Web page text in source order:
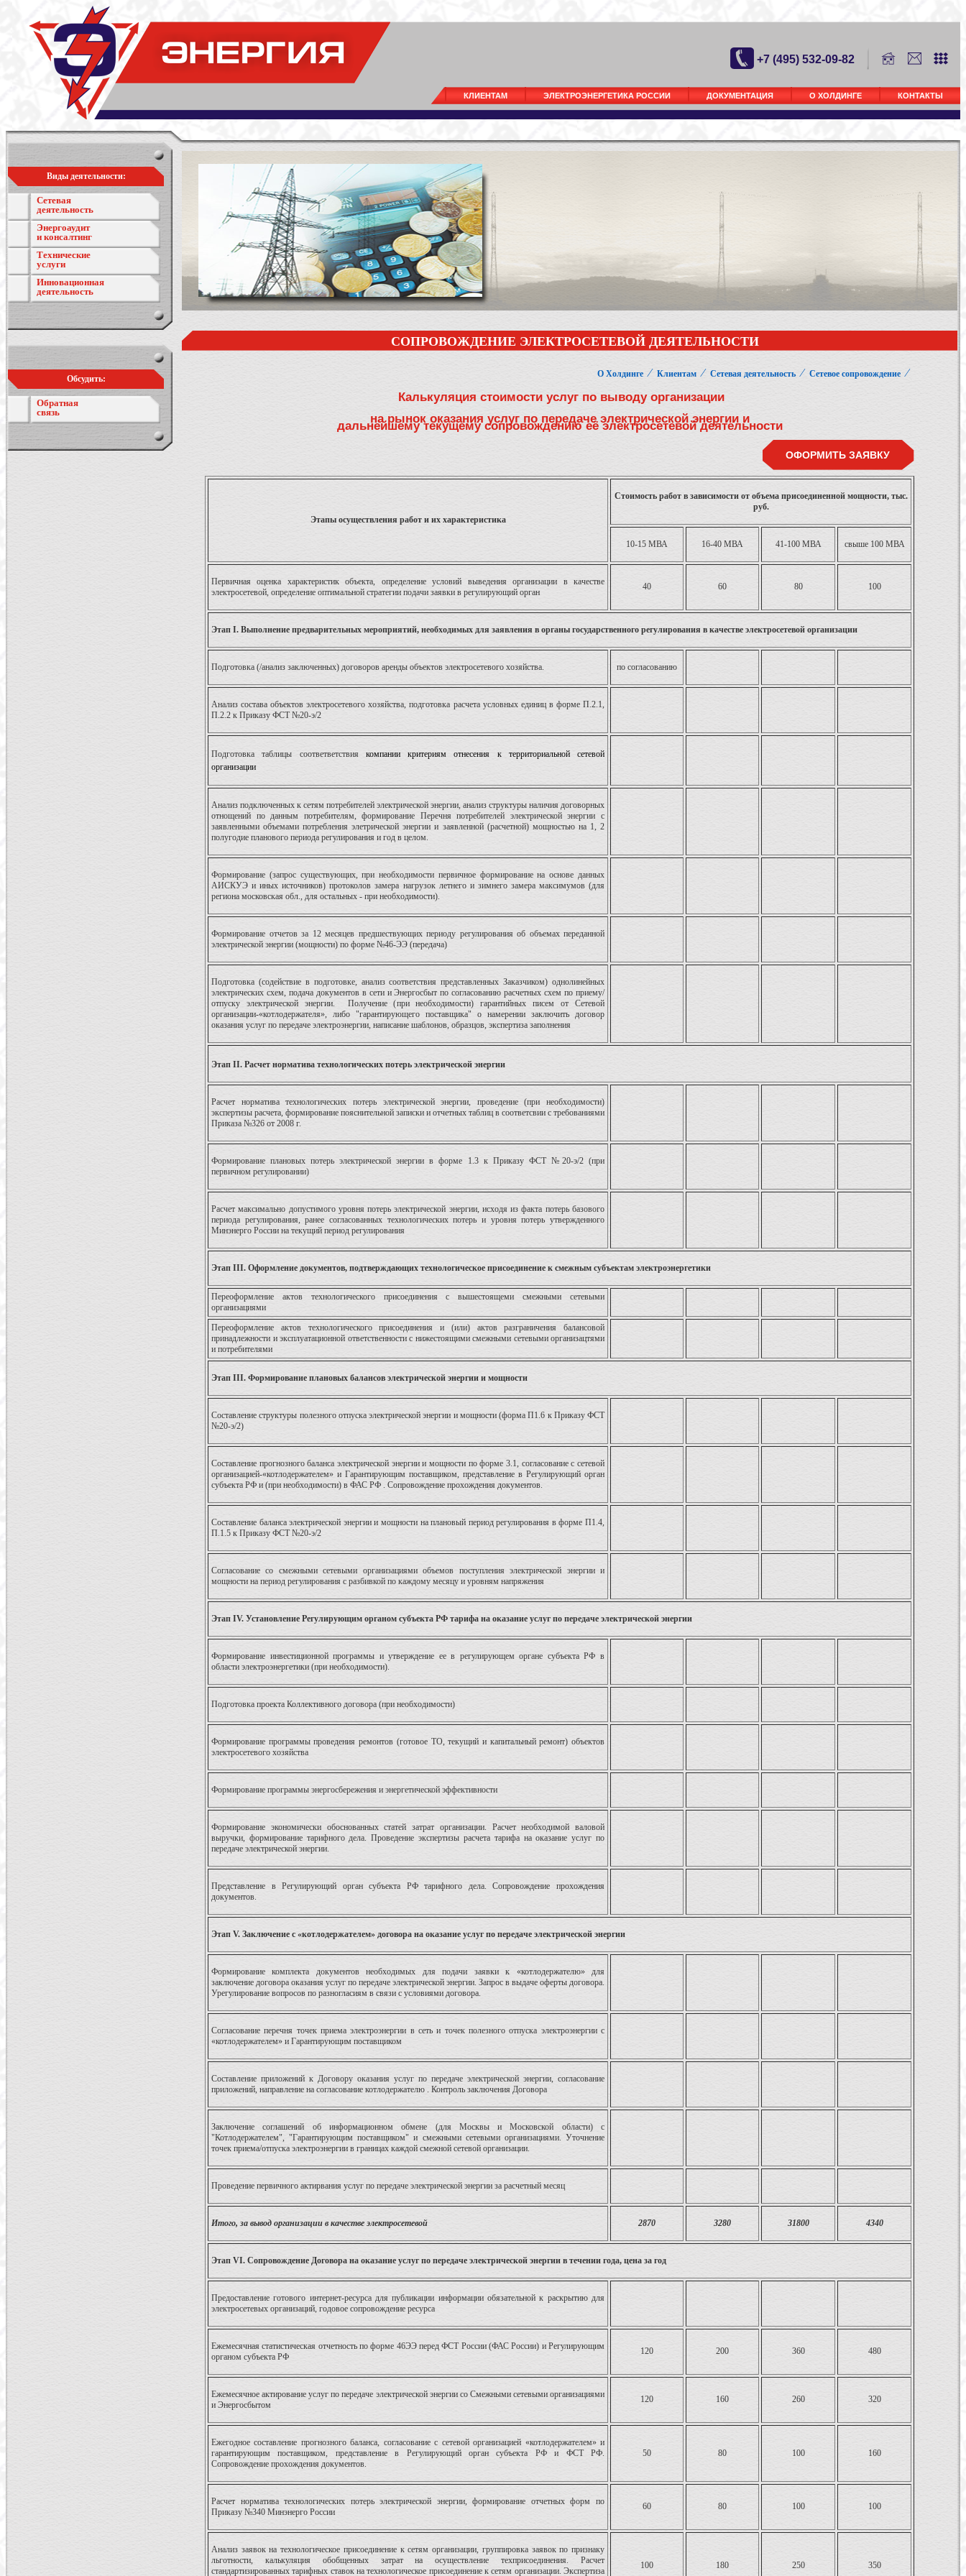
+7 (495) 532-09-82
КЛИЕНТАМ ЭЛЕКТРОЭНЕРГЕТИКА РОССИИ ДОКУМЕНТАЦИЯ О ХОЛДИНГЕ КОНТАКТЫ
Виды деятельности:
Сетевая
деятельность
Энергоаудит
и консалтинг
Технические
услуги
Инновационная
деятельность
Обсудить:
Обратная
связь
СОПРОВОЖДЕНИЕ ЭЛЕКТРОСЕТЕВОЙ ДЕЯТЕЛЬНОСТИ
О Холдинге ⁄ Клиентам ⁄ Сетевая деятельность ⁄ Сетевое сопровождение ⁄
Калькуляция стоимости услуг по выводу организации
на рынок оказания услуг по передаче электрической энергии и
дальнейшему текущему сопровождению её электросетевой деятельности
ОФОРМИТЬ ЗАЯВКУ
Этапы осуществления работ и их характеристика
Стоимость работ в зависимости от объема присоединенной мощности, тыс.
руб.
10-15 МВА 16-40 МВА 41-100 МВА свыше 100 МВА
Первичная оценка характеристик объекта, определение условий выведения организации в качестве
электросетевой, определение оптимальной стратегии подачи заявки в регулирующий орган
40 60 80 100
Этап I. Выполнение предварительных мероприятий, необходимых для заявления в органы государственного регулирования в качестве электросетевой организации
Подготовка (/анализ заключенных) договоров аренды объектов электросетевого хозяйства. по согласованию
Анализ состава объектов электросетевого хозяйства, подготовка расчета условных единиц в форме П.2.1,
П.2.2 к Приказу ФСТ №20-э/2
Подготовка таблицы соответветствия компании
критериям отнесения к территориальной сетевой
организации
Анализ подключенных к сетям потребителей электрической энергии, анализ структуры наличия договорных
отнощений по данным потребителям, формирование Перечня потребителей электрической энергии с
заявленными объемами потребления элетрической энергии и заявленной (расчетной) мощностью на 1, 2
полугодие планового периода регулирования и год в целом.
Формирование (запрос существующих, при необходимости первичное формирование на основе данных
АИСКУЭ и иных источников) протоколов замера нагрузок летнего и зимнего замера максимумов (для
региона московская обл., для остальных - при необходимости).
Формирование отчетов за 12 месяцев предшествующих периоду регулирования об объемах переданной
электрической энергии (мощности) по форме №46-ЭЭ (передача)
Подготовка (содействие в подготовке, анализ соответствия представленных Заказчиком) однолинейных
электрических схем, подача документов в сети и Энергосбыт по согласованию расчетных схем по приему/
отпуску электрической энергии. Получение (при необходимости) гарантийных писем от Сетевой
организации-«котлодержателя», либо "гарантирующего поставщика" о намерении заключить договор
оказания услуг по передаче электроэнергии, написание шаблонов, образцов, экспертиза заполнения
Этап II. Расчет норматива технологических потерь электрической энергии
Расчет норматива технологических потерь электрической энергии, проведение (при необходимости)
экспертизы расчета, формирование пояснительной записки и отчетных таблиц в соответсвии с требованиями
Приказа №326 от 2008 г.
Формирование плановых потерь электрической энергии в форме 1.3 к Приказу ФСТ №20-э/2 (при
первичном регулировании)
Расчет максимально допустимого уровня потерь электрической энергии, исходя из факта потерь базового
периода регулирования, ранее согласованных технологических потерь и уровня потерь утвержденного
Минэнерго России на текущий период регулирования
Этап III. Оформление документов, подтверждающих технологическое присоединение к смежным субъектам электроэнергетики
Переоформление актов технологического присоединения с вышестоящеми смежными сетевыми
организациями
Переоформление актов технологического присоединения и (или) актов разграничения балансовой
принадлежности и эксплуатационной ответственности с нижестоящими смежными сетевыми организацтями
и потребителями
Этап III. Формирование плановых балансов электрической энергии и мощности
Составление структуры полезного отпуска электрической энергии и мощности (форма П1.6 к Приказу ФСТ
№20-э/2)
Составление прогнозного баланса электрической энергии и мощности по форме 3.1, согласование с сетевой
организацией-«котлодержателем» и Гарантирующим поставщиком, представление в Регулирующий орган
субъекта РФ и (при необходимости) в ФАС РФ . Сопровождение прохождения документов.
Составление баланса электрической энергии и мощности на плановый период регулирования в форме П1.4,
П.1.5 к Приказу ФСТ №20-э/2
Согласование со смежными сетевыми организациями объемов поступления электрической энергии и
мощности на период регулирования с разбивкой по каждому месяцу и уровням напряжения
Этап IV. Установление Регулирующим органом субъекта РФ тарифа на оказание услуг по передаче электрической энергии
Формирование инвестиционной программы и утверждение ее в регулирующем органе субъекта РФ в
области электроэнергетики (при необходимости).
Подготовка проекта Коллективного договора (при необходимости)
Формирование программы проведения ремонтов (готовое ТО, текущий и капитальный ремонт) объектов
электросетевого хозяйства
Формирование программы энергосбережения и энергетической эффективности
Формирование экономически обоснованных статей затрат организации. Расчет необходимой валовой
выручки, формирование тарифного дела. Проведение экспертизы расчета тарифа на оказание услуг по
передаче электрической энергии.
Представление в Регулирующий орган субъекта РФ тарифного дела. Сопровождение прохождения
документов.
Этап V. Заключение с «котлодержателем» договора на оказание услуг по передаче электрической энергии
Формирование комплекта документов необходимых для подачи заявки к «котлодержателю» для
заключение договора оказания услуг по передаче электрической энергии. Запрос в выдаче оферты договора.
Урегулирование вопросов по разногласиям в связи с условиями договора.
Согласование перечня точек приема электроэнергии в сеть и точек полезного отпуска электроэнергии с
«котлодержателем» и Гарантирующим поставщиком
Составление приложений к Договору оказания услуг по передаче электрической энергии, согласование
приложений, направление на согласование котлодержателю . Контроль заключения Договора
Заключение соглашений об информационном обмене (для Москвы и Московской области) с
"Котлодержателем", "Гарантирующим поставщиком" и смежными сетевыми организациями. Уточнение
точек приема/отпуска электроэнергии в границах каждой смежной сетевой организации.
Проведение первичного актирвания услуг по передаче электрической энергии за расчетный месяц
Итого, за вывод организации в качестве электросетевой 2870 3280 31800 4340
Этап VI. Сопровождение Договора на оказание услуг по передаче электрической энергии в течении года, цена за год
Предоставление готового интернет-ресурса для публикации информации обязательной к раскрытию для
электросетевых организаций, годовое сопровождение ресурса
Ежемесячная статистическая отчетность по форме 46ЭЭ перед ФСТ России (ФАС России) и Регулирующим
органом субъекта РФ
120 200 360 480
Ежемесячное актирование услуг по передаче электрической энергии со Смежными сетевыми организациями
и Энергосбытом
120 160 260 320
Ежегодное составление прогнозного баланса, согласование с сетевой организацией «котлодержателем» и
гарантирующим поставщиком, представление в Регулирующий орган субъекта РФ и ФСТ РФ.
Сопровождение прохождения документов.
50 80 100 160
Расчет норматива технологических потерь электрической энергии, формирование отчетных форм по
Приказу №340 Минэнерго России
60 80 100 100
Анализ заявок на технологическое присоединение к сетям организации, группировка заявок по признаку
льготности, калькуляция обобщенных затрат на осуществление техприсоединения. Расчет
стандартизированных тарифных ставок на технологическое присоединение к сетям организации. Экспертиза
100 180 250 350